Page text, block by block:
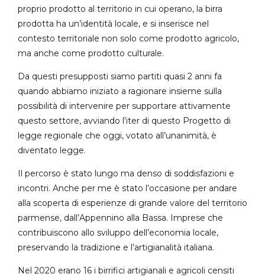
proprio prodotto al territorio in cui operano, la birra
prodotta ha un’identità locale, e si inserisce nel
contesto territoriale non solo come prodotto agricolo,
ma anche come prodotto culturale.
Da questi presupposti siamo partiti quasi 2 anni fa
quando abbiamo iniziato a ragionare insieme sulla
possibilità di intervenire per supportare attivamente
questo settore, avviando l’iter di questo Progetto di
legge regionale che oggi, votato all’unanimità, è
diventato legge.
Il percorso è stato lungo ma denso di soddisfazioni e
incontri. Anche per me è stato l’occasione per andare
alla scoperta di esperienze di grande valore del territorio
parmense, dall’Appennino alla Bassa. Imprese che
contribuiscono allo sviluppo dell’economia locale,
preservando la tradizione e l’artigianalità italiana.
Nel 2020 erano 16 i birrifici artigianali e agricoli censiti